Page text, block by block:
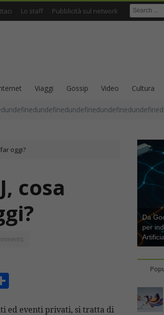
Lo staff Pubblicità sul network
Viaggi Gossip Video Cultura
oggi?
cosa
ed eventi privati, si tratta di
Da
per